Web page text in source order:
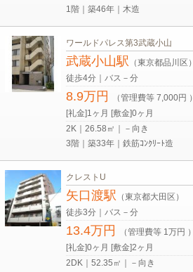
1階｜築46年｜木造
ワールドパレス第3武蔵小山
武蔵小山駅 （東京都品川区）
徒歩4分｜バス－分
8.9万円
（管理費等 7,000円 ）
[礼金]1ヶ月 [敷金]0ヶ月
2K｜26.58㎡｜－向き
3階｜築33年｜鉄筋ｺﾝｸﾘｰﾄ造
クレストU
矢口渡駅 （東京都大田区）
徒歩3分｜バス－分
13.4万円
（管理費等 1万円 ）
[礼金]0ヶ月 [敷金]2ヶ月
2DK｜52.35㎡｜－向き